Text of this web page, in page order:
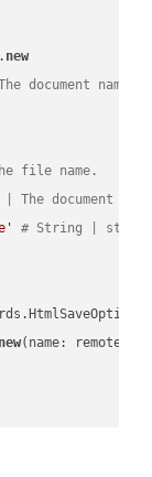
new
document name.
file name.
The document
# String |
new(name: